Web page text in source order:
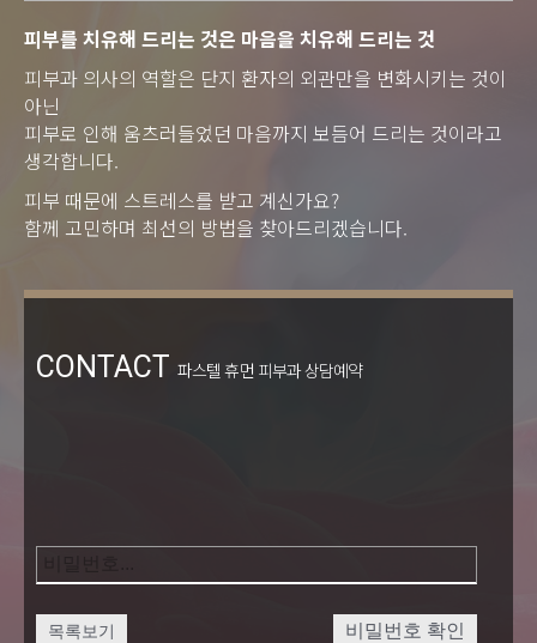
피부를 치유해 드리는 것은 마음을 치유해 드리는 것
피부과 의사의 역할은 단지 환자의 외관만을 변화시키는 것이
아닌
피부로 인해 움츠러들었던 마음까지 보듬어 드리는 것이라고
생각합니다.
피부 때문에 스트레스를 받고 계신가요?
함께 고민하며 최선의 방법을 찾아드리겠습니다.
CONTACT 파스텔 휴먼 피부과 상담예약
목록보기 비밀번호 확인